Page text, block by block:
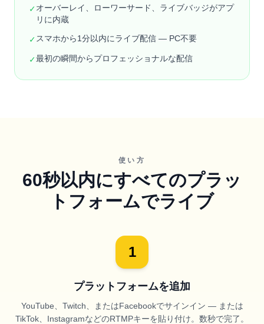
✓オーバーレイ、ローワーサード、ライブバッジがアプ
リに内蔵
✓ スマホから1分以内にライブ配信 — PC不要
✓最初の瞬間からプロフェッショナルな配信
使い方
60秒以内にすべてのプラッ
トフォームでライブ
1
プラットフォームを追加
YouTube、Twitch、またはFacebookでサインイン — または
TikTok、Instagramなどの​RTMPキーを貼り付け。数秒で完了。